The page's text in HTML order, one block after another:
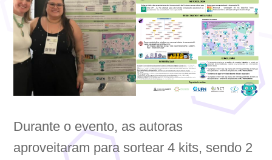
Durante o evento, as autoras
aproveitaram para sortear 4 kits, sendo 2